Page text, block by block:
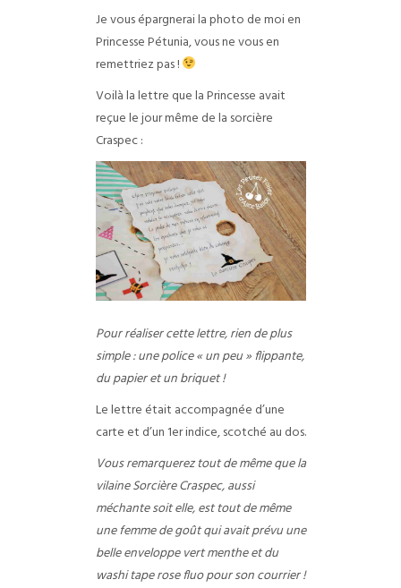
Je vous épargnerai la photo de moi en
Princesse Pétunia, vous ne vous en
remettriez pas !
Voilà la lettre que la Princesse avait
reçue le jour même de la sorcière
Craspec :
Pour réaliser cette lettre, rien de plus
simple : une police « un peu » flippante,
du papier et un briquet !
Le lettre était accompagnée d’une
carte et d’un 1er indice, scotché au dos.
Vous remarquerez tout de même que la
vilaine Sorcière Craspec, aussi
méchante soit elle, est tout de même
une femme de goût qui avait prévu une
belle enveloppe vert menthe et du
washi tape rose fluo pour son courrier !